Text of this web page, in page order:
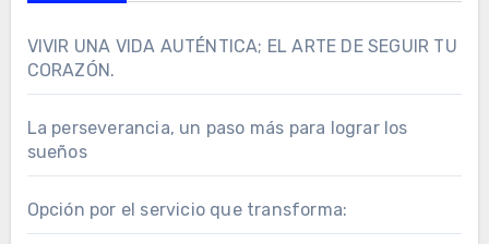
VIVIR UNA VIDA AUTÉNTICA; EL ARTE DE SEGUIR TU
CORAZÓN.
La perseverancia, un paso más para lograr los
sueños
Opción por el servicio que transforma: